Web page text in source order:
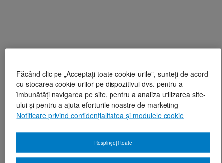
Făcând clic pe „Acceptați toate cookie-urile”, sunteți de acord
cu stocarea cookie-urilor pe dispozitivul dvs. pentru a
îmbunătăți navigarea pe site, pentru a analiza utilizarea site-
ului și pentru a ajuta eforturile noastre de marketing
Notificare privind confidențialitatea și modulele cookie
Respingeți toate